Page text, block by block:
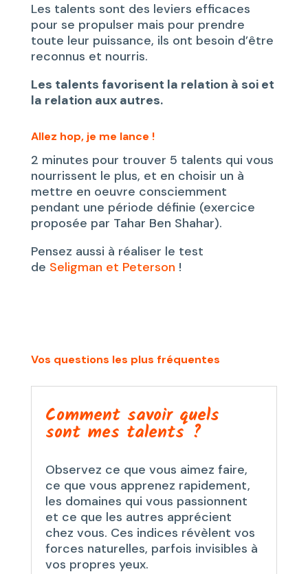
Les talents sont des leviers efficaces
pour se propulser mais pour prendre
toute leur puissance, ils ont besoin d’être
reconnus et nourris.
Les talents favorisent la relation à soi et
la relation aux autres.
Allez hop, je me lance !
2 minutes pour trouver 5 talents qui vous
nourrissent le plus, et en choisir un à
mettre en oeuvre consciemment
pendant une période définie (exercice
proposée par Tahar Ben Shahar).
Pensez aussi à réaliser le test
de Seligman et Peterson !
Vos questions les plus fréquentes
Comment savoir quels
sont mes talents ?
Observez ce que vous aimez faire,
ce que vous apprenez rapidement,
les domaines qui vous passionnent
et ce que les autres apprécient
chez vous. Ces indices révèlent vos
forces naturelles, parfois invisibles à
vos propres yeux.